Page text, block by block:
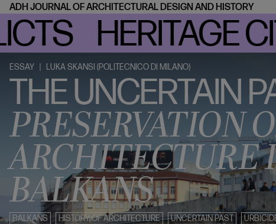
ADH JOURNALOF ARCHITECTURAL DESIGN AND HISTORY
HERITAGE
ESSAY | LUKA SKANSI (POLITECNICO DI MILANO)
THE UNCERTAIN
PRESERVATION
ARCHITECTURE
BALKANS
BALKANS HISTORY OF ARCHITECTURE UNCERTAIN PAST